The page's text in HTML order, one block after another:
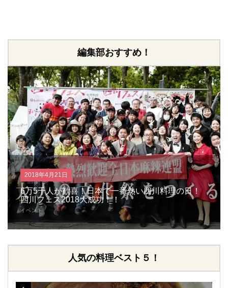
編集部おすすめ！
2018年4月21日
6万5千人が歓喜！日本で一番熱い四川料理の日！
四川フェス2018大成功！！
イベント
人気の料理ベスト５！